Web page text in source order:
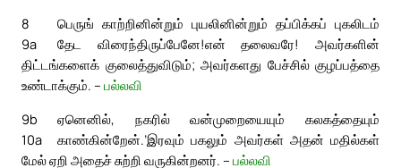
8
பெருங் காற்றினின்றும் புயலினின்றும் தப்பிக்கப் புகலிடம்
தேட விரைந்திருப்பேனே!
9a
என் தலைவரே! அவர்களின்
திட்டங்களைக் குலைத்துவிடும்; அவர்களது பேச்சில் குழப்பத்தை
உண்டாக்கும். – பல்லவி
9b
ஏனெனில், நகரில் வன்முறையையும் கலகத்தையும்
காண்கின்றேன்.’
10a
இரவும் பகலும் அவர்கள் அதன் மதில்கள்
மேல் ஏறி அதைச் சுற்றி வருகின்றனர். – பல்லவி